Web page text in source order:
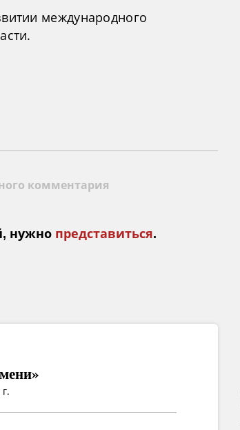
международного
комментария
нужно представиться.